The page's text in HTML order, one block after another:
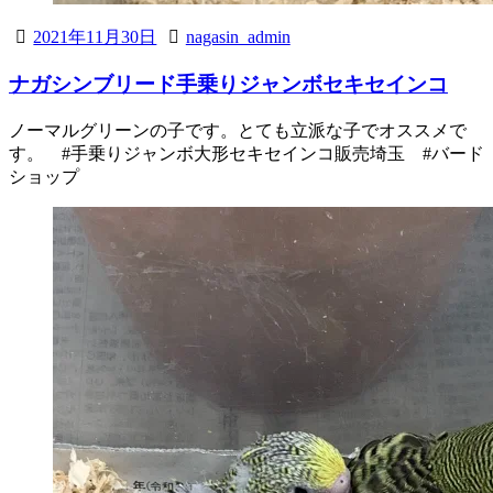
2021年11月30日 nagasin_admin
ナガシンブリード手乗りジャンボセキセインコ
ノーマルグリーンの子です。とても立派な子でオススメで
す。 #手乗りジャンボ大形セキセインコ販売埼玉 #バード
ショップ